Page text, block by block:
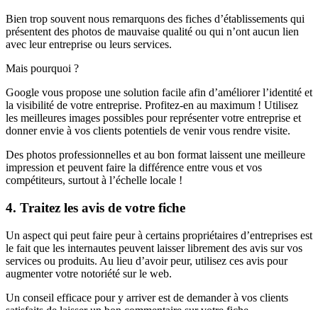
Bien trop souvent nous remarquons des fiches d’établissements qui
présentent des photos de mauvaise qualité ou qui n’ont aucun lien
avec leur entreprise ou leurs services.
Mais pourquoi ?
Google vous propose une solution facile afin d’améliorer l’identité et
la visibilité de votre entreprise. Profitez-en au maximum ! Utilisez
les meilleures images possibles pour représenter votre entreprise et
donner envie à vos clients potentiels de venir vous rendre visite.
Des photos professionnelles et au bon format laissent une meilleure
impression et peuvent faire la différence entre vous et vos
compétiteurs, surtout à l’échelle locale !
4. Traitez les avis de votre fiche
Un aspect qui peut faire peur à certains propriétaires d’entreprises est
le fait que les internautes peuvent laisser librement des avis sur vos
services ou produits. Au lieu d’avoir peur, utilisez ces avis pour
augmenter votre notoriété sur le web.
Un conseil efficace pour y arriver est de demander à vos clients